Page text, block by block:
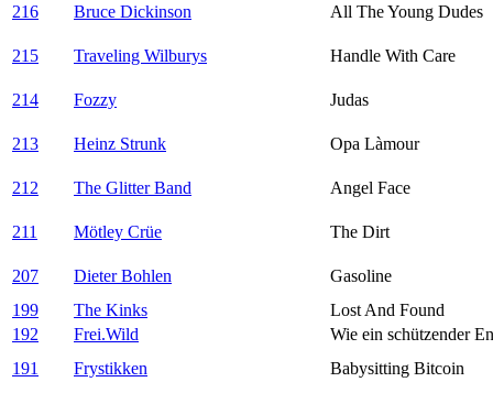
216
Bruce Dickinson All The Young Dudes
215 Traveling Wilburys Handle With Care
214 Fozzy Judas
213 Heinz Strunk Opa Làmour
212 The Glitter Band Angel Face
211 Mötley Crüe The Dirt
207 Dieter Bohlen
Gasoline
199
The Kinks
Lost And Found
192
Frei.Wild
Wie ein schützender
191
Frystikken Babysitting Bitcoin